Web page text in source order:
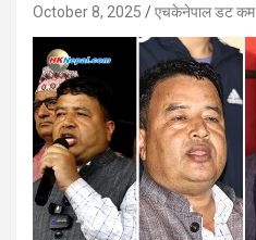
October 8, 2025 एचकेनेपाल डट कम